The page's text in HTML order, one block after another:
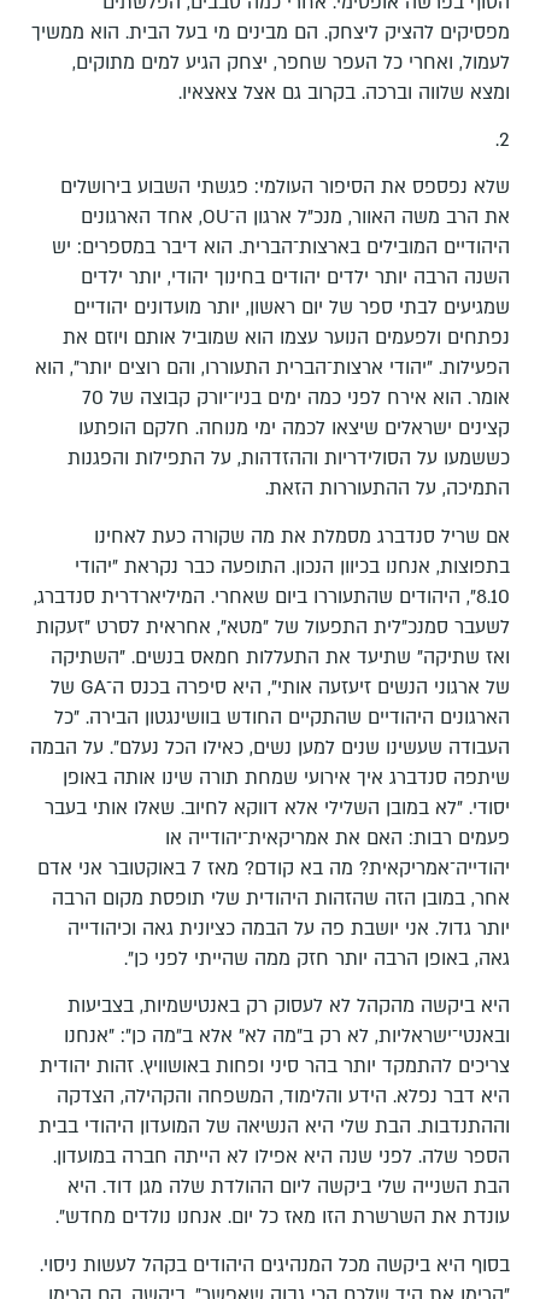
מפסיקים להציק ליצחק. הם מבינים מי בעל הבית. הוא ממשיך
לעמול, ואחרי כל העפר שחפר, יצחק הגיע למים מתוקים,
ומצא שלווה וברכה. בקרוב גם אצל צאצאיו.
2.
שלא נפספס את הסיפור העולמי: פגשתי השבוע בירושלים
את הרב משה האוור, מנכ"ל ארגון ה־OU, אחד הארגונים
היהודיים המובילים בארצות־הברית. הוא דיבר במספרים: יש
השנה הרבה יותר ילדים יהודים בחינוך יהודי, יותר ילדים
שמגיעים לבתי ספר של יום ראשון, יותר מועדונים יהודיים
נפתחים ולפעמים הנוער עצמו הוא שמוביל אותם ויוזם את
הפעילות. "יהודי ארצות־הברית התעוררו, והם רוצים יותר", הוא
אומר. הוא אירח לפני כמה ימים בניו־יורק קבוצה של 70
קצינים ישראלים שיצאו לכמה ימי מנוחה. חלקם הופתעו
כששמעו על הסולידריות וההזדהות, על התפילות והפגנות
התמיכה, על ההתעוררות הזאת.
אם שריל סנדברג מסמלת את מה שקורה כעת לאחינו
בתפוצות, אנחנו בכיוון הנכון. התופעה כבר נקראת "יהודי
8.10", היהודים שהתעוררו ביום שאחרי. המיליארדרית סנדברג,
לשעבר סמנכ"לית התפעול של "מטא", אחראית לסרט "זעקות
ואז שתיקה" שתיעד את התעללות חמאס בנשים. "השתיקה
של ארגוני הנשים זיעזעה אותי", היא סיפרה בכנס ה־GA של
הארגונים היהודיים שהתקיים החודש בוושינגטון הבירה. "כל
העבודה שעשינו שנים למען נשים, כאילו הכל נעלם". על הבמה
שיתפה סנדברג איך אירועי שמחת תורה שינו אותה באופן
יסודי. "לא במובן השלילי אלא דווקא לחיוב. שאלו אותי בעבר
פעמים רבות: האם את אמריקאית־יהודייה או
יהודייה־אמריקאית? מה בא קודם? מאז 7 באוקטובר אני אדם
אחר, במובן הזה שהזהות היהודית שלי תופסת מקום הרבה
יותר גדול. אני יושבת פה על הבמה כציונית גאה וכיהודייה
גאה, באופן הרבה יותר חזק ממה שהייתי לפני כן".
היא ביקשה מהקהל לא לעסוק רק באנטישמיות, בצביעות
ובאנטי־ישראליות, לא רק ב"מה לא" אלא ב"מה כן": "אנחנו
צריכים להתמקד יותר בהר סיני ופחות באושוויץ. זהות יהודית
היא דבר נפלא. הידע והלימוד, המשפחה והקהילה, הצדקה
וההתנדבות. הבת שלי היא הנשיאה של המועדון היהודי בבית
הספר שלה. לפני שנה היא אפילו לא הייתה חברה במועדון.
הבת השנייה שלי ביקשה ליום ההולדת שלה מגן דוד. היא
עונדת את השרשרת הזו מאז כל יום. אנחנו נולדים מחדש".
בסוף היא ביקשה מכל המנהיגים היהודים בקהל לעשות ניסוי.